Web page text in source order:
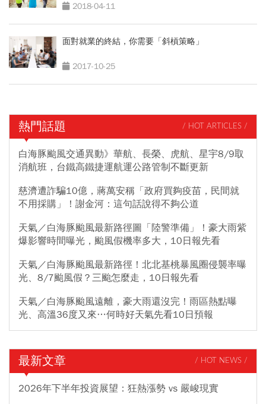
2018-04-11
面對就業的終結，你需要「斜槓策略」
2017-10-25
熱門話題 / HOT ARTICLES /
白海豚颱風交通異動》華航、長榮、虎航、星宇8/9取
消航班，台鐵高鐵捷運航運公路管制不斷更新
慈濟遭詐騙10億，蔣萬安稱「政府買夠疫苗，民間就
不用採購」！謝金河：這句話說得不夠公道
天氣／白海豚颱風最新路徑圖「陸警準備」！豪大雨紫
爆影響時間曝光，颱風假機率多大，10日報先看
天氣／白海豚颱風最新路徑！北北基桃暴風圈侵襲率曝
光、8/7颱風假？三颱怎麼走，10日報先看
天氣／白海豚颱風遠離，豪大雨還沒完！雨區熱點曝
光、高溫36度又來…何時好天氣先看10日預報
最新文章 / HOT NEWS /
2026年下半年投資展望：狂熱漲勢 vs 嚴峻現實